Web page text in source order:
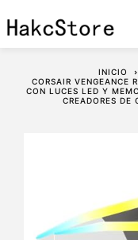
INICIO
CORSAIR VENGEANCE
CON LUCES LED Y
CREADORES DE